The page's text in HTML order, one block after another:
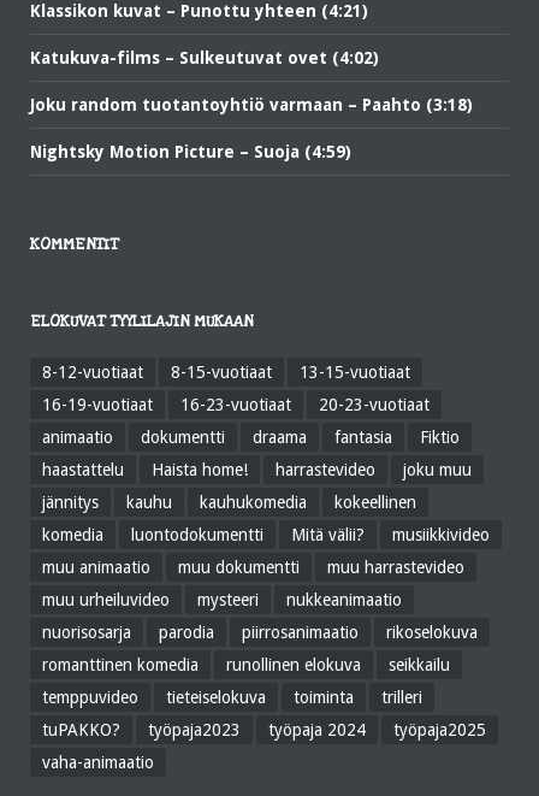
Klassikon kuvat – Punottu yhteen (4:21)
Katukuva-films – Sulkeutuvat ovet (4:02)
Joku random tuotantoyhtiö varmaan – Paahto (3:18)
Nightsky Motion Picture – Suoja (4:59)
KOMMENTIT
ELOKUVAT TYYLILAJIN MUKAAN
8-12-vuotiaat 8-15-vuotiaat
13-15-vuotiaat
16-19-vuotiaat
16-23-vuotiaat
20-23-vuotiaat
animaatio
dokumentti draama fantasia
Fiktio
haastattelu
Haista home! harrastevideo
joku muu
jännitys
kauhu kauhukomedia
kokeellinen
komedia
luontodokumentti Mitä välii?
musiikkivideo
muu animaatio
muu dokumentti
muu harrastevideo
muu urheiluvideo
mysteeri
nukkeanimaatio
nuorisosarja
parodia piirrosanimaatio
rikoselokuva
romanttinen komedia
runollinen elokuva
seikkailu
temppuvideo
tieteiselokuva toiminta
trilleri
tuPAKKO?
työpaja2023 työpaja 2024
työpaja2025
vaha-animaatio